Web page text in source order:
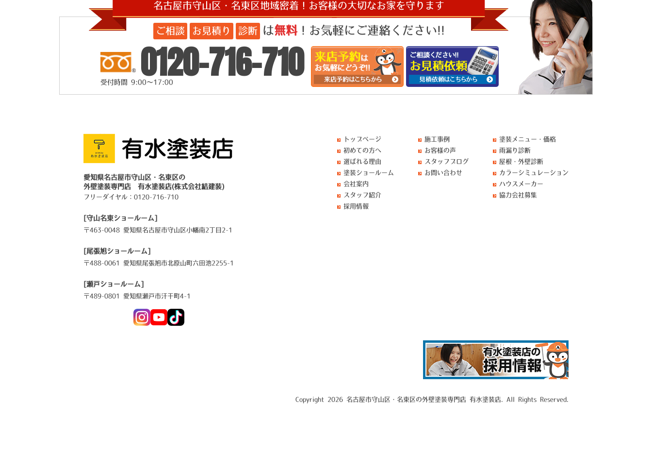
名古屋市守山区・名東区地域密着！お客様の大切なお家を守ります
ご相談 お見積り 診断 は無料！お気軽にご連絡ください!!
0120-716-710
受付時間 9:00～17:00
愛知県名古屋市守山区・名東区の
外壁塗装専門店 有水塗装店(株式会社結建装)
フリーダイヤル： 0120-716-710
[守山名東ショールーム]
〒463-0048 愛知県名古屋市守山区小幡南2丁目2-1
[尾張旭ショールーム]
〒488-0061 愛知県尾張旭市北原山町六田池2255-1
[瀬戸ショールーム]
〒489-0801 愛知県瀬戸市汗干町4-1
トップページ
初めての方へ
選ばれる理由
塗装ショールーム
会社案内
スタッフ紹介
採用情報
施工事例
お客様の声
スタッフブログ
お問い合わせ
塗装メニュー・価格
雨漏り診断
屋根・外壁診断
カラーシミュレーション
ハウスメーカー
協力会社募集
Copyright 2026 名古屋市守山区・名東区の外壁塗装専門店 有水塗装店. All Rights Reserved.